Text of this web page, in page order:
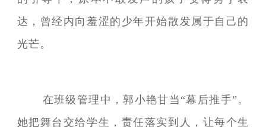
达，曾经内向羞涩的少年开始散发属于自己的
光芒。
在班级管理中，郭小艳甘当“幕后推手”。
她把舞台交给学生，责任落实到人，让每个生